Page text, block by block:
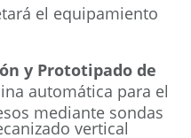
el equipamiento
y Prototipado de
automática para el
mediante sondas
vertical